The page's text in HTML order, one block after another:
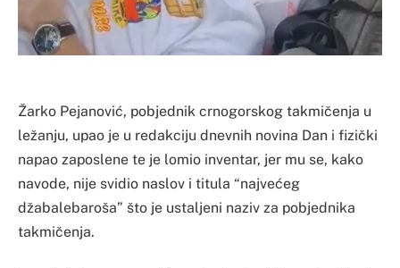
Žarko Pejanović, pobjednik crnogorskog takmičenja u
ležanju, upao je u redakciju dnevnih novina Dan i fizički
napao zaposlene te je lomio inventar, jer mu se, kako
navode, nije svidio naslov i titula “najvećeg
džabalebaroša” što je ustaljeni naziv za pobjednika
takmičenja.